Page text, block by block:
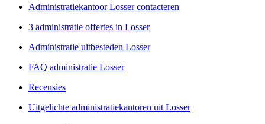
Administratiekantoor Losser contacteren
3 administratie offertes in Losser
Administratie uitbesteden Losser
FAQ administratie Losser
Recensies
Uitgelichte administratiekantoren uit Losser